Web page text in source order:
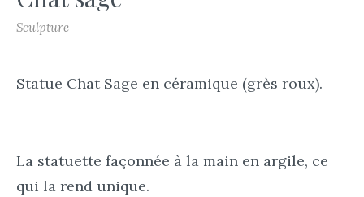
Sculpture
Statue Chat Sage en céramique (grès roux).
La statuette façonnée à la main en argile, ce
qui la rend unique.